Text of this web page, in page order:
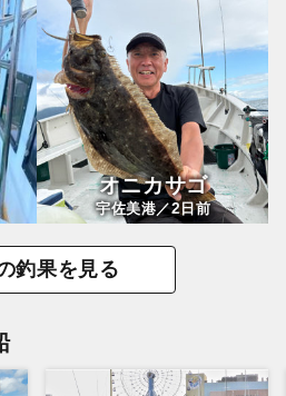
オニカサゴ
宇佐美港／2日前
釣果を見る